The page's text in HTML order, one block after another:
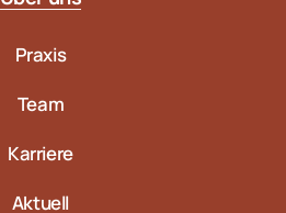
Praxis
Team
Karriere
Aktuell